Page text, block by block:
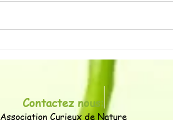
Contactez nous:
Association Curieux de Nature